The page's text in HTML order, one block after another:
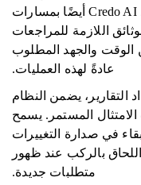
يقلل من مخاطر عدم الامتثال. تحتفظ Credo AI أيضًا بمسارات
اللازمة للمراجعات
الوقت والجهد المطلوب
عادةً لهذه العمليات.
التقارير، يضمن النظام
المستمر. يسمح
في صدارة التغييرات
بالركب عند ظهور
متطلبات جديدة.